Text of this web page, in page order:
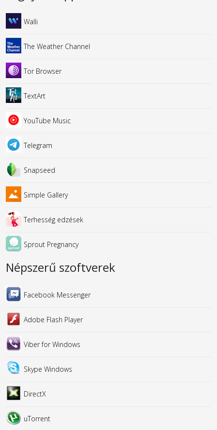
Walli
The Weather Channel
Tor Browser
TextArt
YouTube Music
Telegram
Snapseed
Simple Gallery
Terhesség edzések
Sprout Pregnancy
Népszerű szoftverek
Facebook Messenger
Adobe Flash Player
Viber for Windows
Skype Windows
DirectX
uTorrent